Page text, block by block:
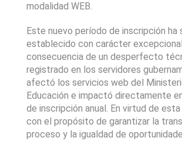
modalidad WEB.
Este nuevo período de inscripción ha
establecido con carácter
consecuencia de un desperfecto
registrado en los servidores
afectó los servicios web del
Educación e impactó directamente
de inscripción anual. En virtud de
con el propósito de garantizar la
proceso y la igualdad de